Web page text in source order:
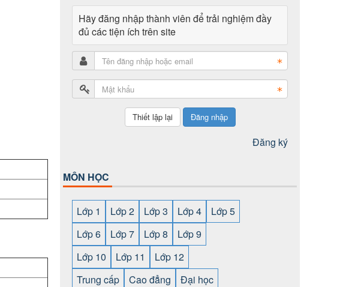
Hãy đăng nhập thành viên để trải nghiệm đầy
đủ các tiện ích trên site
Đăng nhập
Đăng ký
MÔN HỌC
Lớp 1 Lớp 2 Lớp 3 Lớp 4
Lớp 5
Lớp 6
Lớp 7 Lớp 8
Lớp 9
Lớp 10
Lớp 11
Lớp 12
Trung cấp
Cao đẳng Đại học